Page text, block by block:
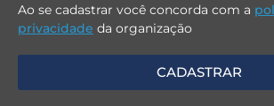
Ao se cadastrar você concorda com a
privacidade da organização